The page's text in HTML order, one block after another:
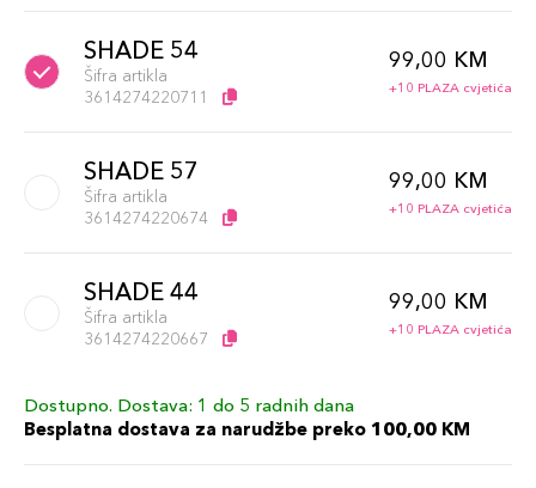
SHADE 54
Šifra artikla
3614274220711
99,00 KM
+10 PLAZA cvjetića
SHADE 57
Šifra artikla
3614274220674
99,00 KM
+10 PLAZA cvjetića
SHADE 44
Šifra artikla
3614274220667
99,00 KM
+10 PLAZA cvjetića
SHADE 66
Šifra artikla
99,00 KM
Dostupno. Dostava: 1 do 5 radnih dana
Besplatna dostava za narudžbe preko 100,00 KM